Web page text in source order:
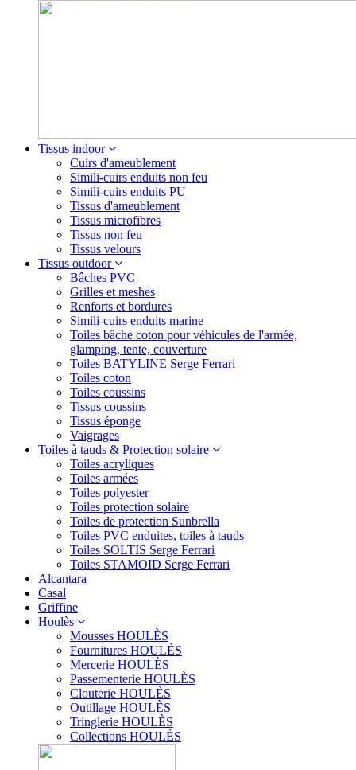
Tissus indoor
Cuirs d'ameublement
Simili-cuirs enduits non feu
Simili-cuirs enduits PU
Tissus d'ameublement
Tissus microfibres
Tissus non feu
Tissus velours
Tissus outdoor
Bâches PVC
Grilles et meshes
Renforts et bordures
Simili-cuirs enduits marine
Toiles bâche coton pour véhicules de l'armée,
glamping, tente, couverture
Toiles BATYLINE Serge Ferrari
Toiles coton
Toiles coussins
Tissus coussins
Tissus éponge
Vaigrages
Toiles à tauds & Protection solaire
Toiles acryliques
Toiles armées
Toiles polyester
Toiles protection solaire
Toiles de protection Sunbrella
Toiles PVC enduites, toiles à tauds
Toiles SOLTIS Serge Ferrari
Toiles STAMOID Serge Ferrari
Alcantara
Casal
Griffine
Houlès
Mousses HOULÈS
Fournitures HOULÈS
Mercerie HOULÈS
Passementerie HOULÈS
Clouterie HOULÈS
Outillage HOULÈS
Tringlerie HOULÈS
Collections HOULÈS